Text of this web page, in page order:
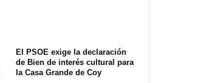
El PSOE exige la declaración
de Bien de interés cultural para
la Casa Grande de Coy